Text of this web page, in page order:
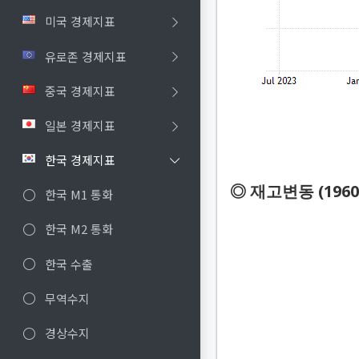
미국 경제지표
유로존 경제지표
중국 경제지표
일본 경제지표
한국 경제지표
한국 M1 통화
한국 M2 통화
한국 수출
무역수지
경상수지
◎ 재고변동